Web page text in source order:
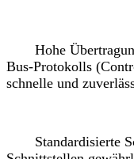
Hohe
Bus-Protokolls
schnelle und
Standardisierte